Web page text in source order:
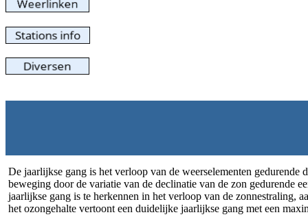
De jaarlijkse gang is het verloop van de weerselementen
beweging door de variatie van de declinatie van de zon gedurende
jaarlijkse gang is te herkennen in het verloop van de zonnestraling,
het ozongehalte vertoont een duidelijke jaarlijkse gang met een